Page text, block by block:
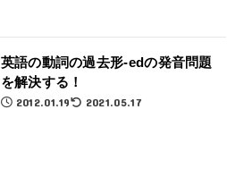
英語の動詞の過去形-edの発音問題
を解決する！
2012.01.19 2021.05.17